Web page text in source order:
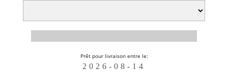
Prêt pour livraison entre le: